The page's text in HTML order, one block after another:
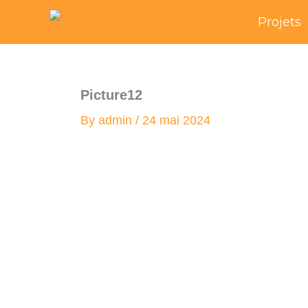
content
Projets
Picture12
By admin / 24 mai 2024